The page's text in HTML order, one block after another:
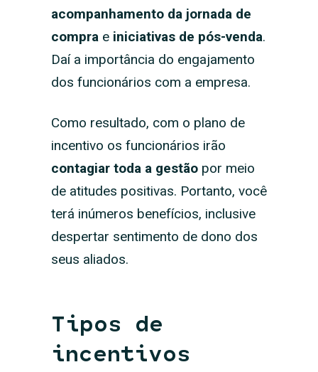
acompanhamento da jornada de
comprae iniciativas de pós-venda.
Daí a importância do engajamento
dos funcionários com a empresa.
Como resultado, com o plano de
incentivo os funcionários irão
contagiar toda a gestãopor meio
de atitudes positivas. Portanto, você
terá inúmeros benefícios, inclusive
despertar sentimento de dono dos
seus aliados.
Tipos de
incentivos